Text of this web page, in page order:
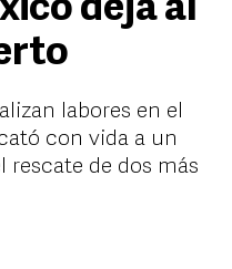
deja al
labores en el
con vida a un
rescate de dos más